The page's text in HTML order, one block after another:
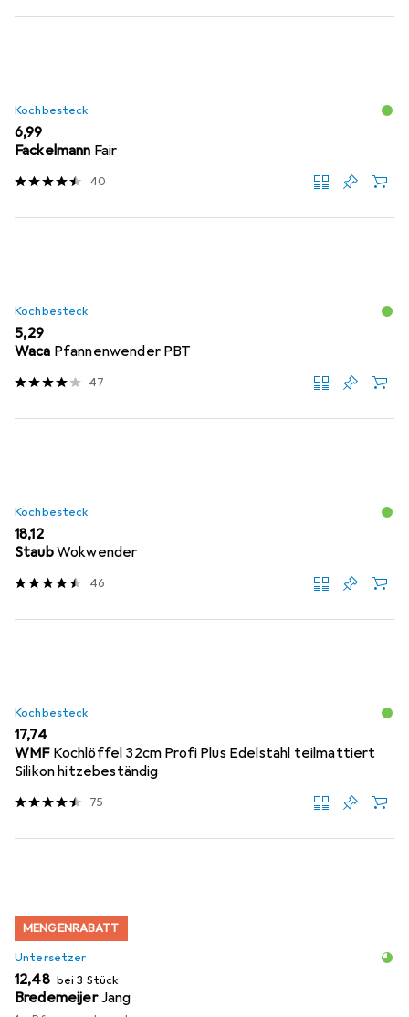
Kochbesteck
EUR
6,99
Fackelmann Fair
40
Kochbesteck
EUR
5,29
Waca Pfannenwender PBT
47
Kochbesteck
EUR
18,12
StaubWokwender
46
Kochbesteck
EUR
17,74
WMF Kochlöffel 32cm Profi Plus Edelstahl teilmattiert
Silikon hitzebeständig
75
MENGENRABATT
Untersetzer
EUR
12,48 bei 3 Stück
Bredemeijer Jang